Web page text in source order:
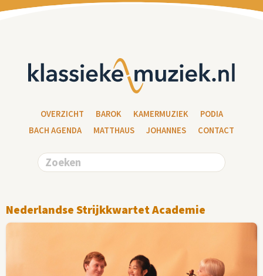
OVERZICHT BAROK KAMERMUZIEK
PODIA
BACH AGENDA
MATTHAUS JOHANNES CONTACT
Nederlandse Strijkkwartet Academie